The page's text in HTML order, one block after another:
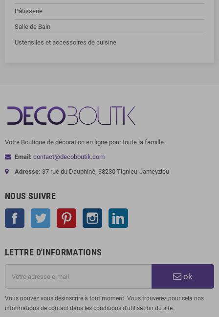
Pâtisserie
Salle de Bain
Ustensiles et accessoires de cuisine
Votre Boutique de décoration en ligne pour toute la famille.
Email: contact@decoboutik.com
Adresse: 37 rue du Dauphiné, 38230 Tignieu-Jameyzieu
NOUS SUIVRE
Facebook Twitter Pinterest Instagram
LETTRE D'INFORMATIONS
ok
Vous pouvez vous désinscrire à tout moment. Vous trouverez pour cela nos
informations de contact dans les conditions d'utilisation du site.